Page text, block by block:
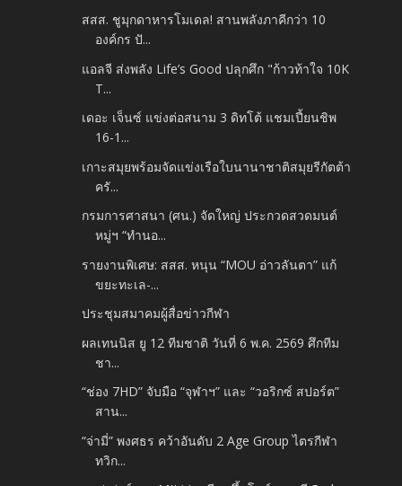
สสส. ชูมุกดาหารโมเดล! สานพลังภาคีกว่า 10
องค์กร ปั...
แอลจี ส่งพลัง Life’s Good ปลุกศึก "ก้าวท้าใจ 10K
T...
เดอะ เจ็นซ์ แข่งต่อสนาม 3 ดิทโต้ แชมเปี้ยนชิพ
16-1...
เกาะสมุยพร้อมจัดแข่งเรือใบนานาชาติสมุยรีกัตต้า
ครั...
กรมการศาสนา (ศน.) จัดใหญ่ ประกวดสวดมนต์
หมู่ฯ “ทำนอ...
รายงานพิเศษ: สสส. หนุน “MOU อ่าวลันตา” แก้
ขยะทะเล-...
ประชุมสมาคมผู้สื่อข่าวกีฬา
ผลเทนนิส ยู 12 ทีมชาติ วันที่ 6 พ.ค. 2569 ศึกทีม
ชา...
“ช่อง 7HD” จับมือ “จุฬาฯ” และ “วอริกซ์ สปอร์ต”
สาน...
“จ่ามี่” พงศธร คว้าอันดับ 2 Age Group ไตรกีฬา
ทวิก...